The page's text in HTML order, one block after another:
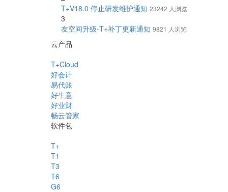
T+V18.0 停止研发维护通知 23242 人浏览
3
友空间升级-T+补丁更新通知 9821 人浏览
云产品
T+Cloud
好会计
易代账
好生意
好业财
畅云管家
软件包
T+
T1
T3
T6
G6